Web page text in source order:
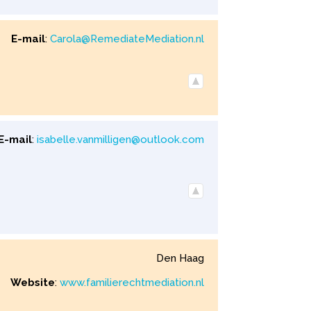
E-mail: Carola@RemediateMediation.nl
mail: isabelle.vanmilligen@outlook.com
Den Haag
Website: www.familierechtmediation.nl